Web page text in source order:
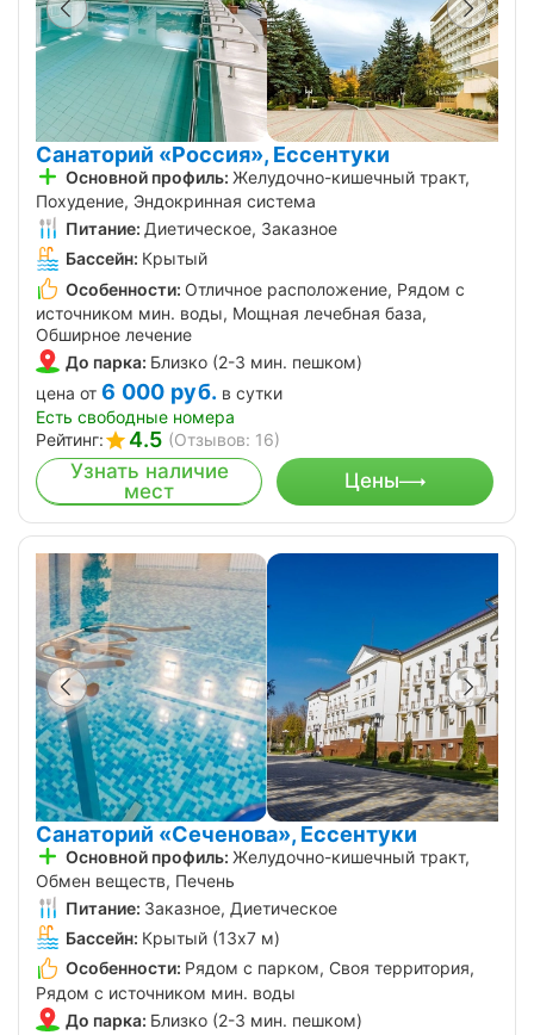
Санаторий «Россия», Ессентуки
Основной профиль: Желудочно-кишечный тракт,
Похудение, Эндокринная система
Питание: Диетическое, Заказное
Бассейн: Крытый
Особенности: Отличное расположение, Рядом с
источником мин. воды, Мощная лечебная база,
Обширное лечение
До парка: Близко (2-3 мин. пешком)
цена от 6 000 руб. в сутки
Есть свободные номера
Рейтинг:
4.5 (Отзывов: 16)
Узнать наличие
мест
Цены
Санаторий «Сеченова», Ессентуки
Основной профиль: Желудочно-кишечный тракт,
Обмен веществ, Печень
Питание: Заказное, Диетическое
Бассейн: Крытый (13х7 м)
Особенности: Рядом с парком, Своя территория,
Рядом с источником мин. воды
До парка: Близко (2-3 мин. пешком)